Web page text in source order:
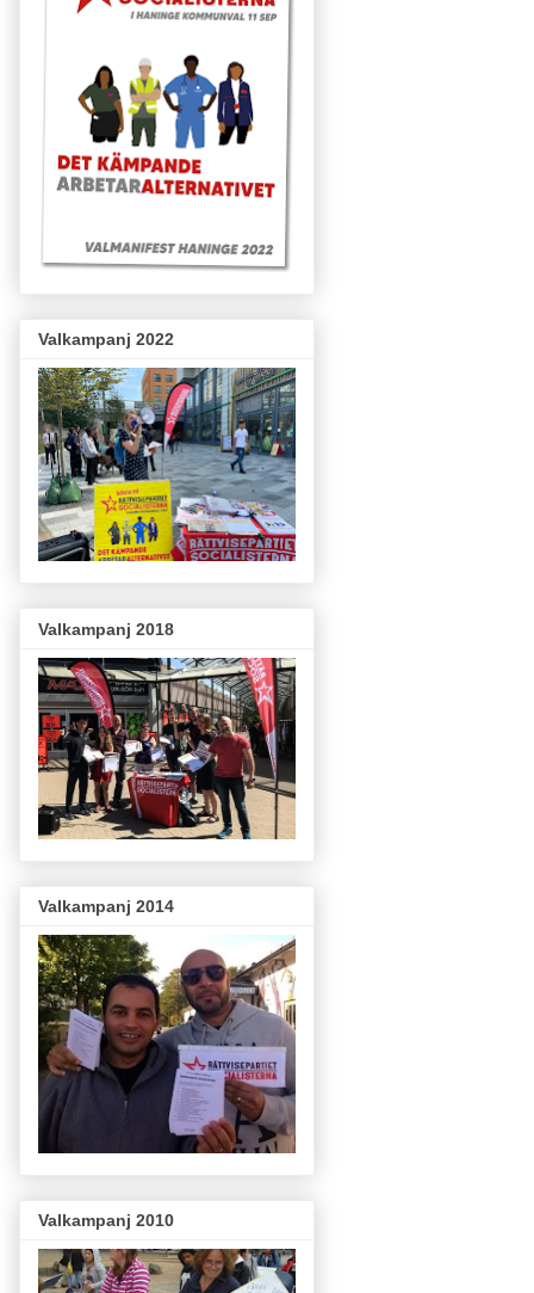
Valkampanj 2022
Valkampanj 2018
Valkampanj 2014
Valkampanj 2010